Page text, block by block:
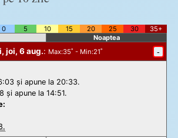
0 5 10 15 20 25 30
35+
Noaptea
joi, 6 aug.: Max:35˚ - Min:21˚ -
și apune la 20:33.
și apune la 14:51.